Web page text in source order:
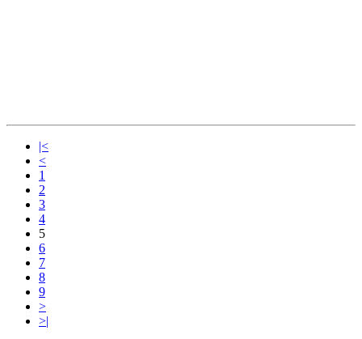
|<
<
1
2
3
4
5
6
7
8
9
>
>|